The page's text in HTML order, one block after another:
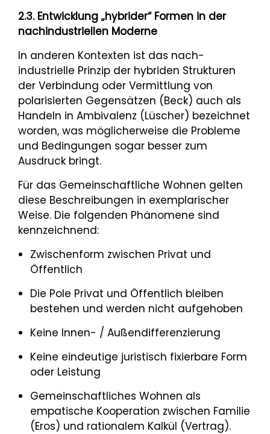
2.3. Entwicklung „hybrider“ Formen in der
nachindustriellen Moderne
In anderen Kontexten ist das nach-
industrielle Prinzip der hybriden Strukturen
der Verbindung oder Vermittlung von
polarisierten Gegensätzen (Beck) auch als
Handeln in Ambivalenz (Lüscher) bezeichnet
worden, was möglicherweise die Probleme
und Bedingungen sogar besser zum
Ausdruck bringt.
Für das Gemeinschaftliche Wohnen gelten
diese Beschreibungen in exemplarischer
Weise. Die folgenden Phänomene sind
kennzeichnend:
Zwischenform zwischen Privat und
Öffentlich
Die Pole Privat und Öffentlich bleiben
bestehen und werden nicht aufgehoben
Keine Innen- / Außendifferenzierung
Keine eindeutige juristisch fixierbare Form
oder Leistung
Gemeinschaftliches Wohnen als
empatische Kooperation zwischen Familie
(Eros) und rationalem Kalkül (Vertrag).